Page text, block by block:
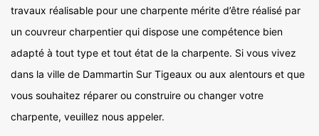
travaux réalisable pour une charpente mérite d’être réalisé par
un couvreur charpentier qui dispose une compétence bien
adapté à tout type et tout état de la charpente. Si vous vivez
dans la ville de Dammartin Sur Tigeaux ou aux alentours et que
vous souhaitez réparer ou construire ou changer votre
charpente, veuillez nous appeler.